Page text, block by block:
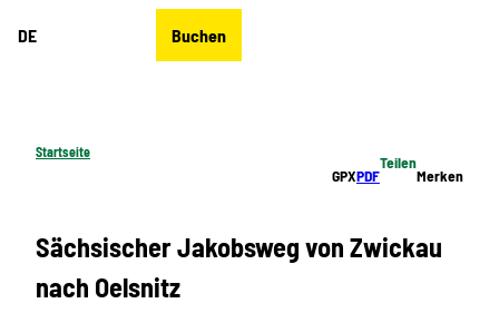
DE Buchen
Startseite
GPXPDF
Teilen
Merken
Sächsischer Jakobsweg von Zwickau
nach Oelsnitz